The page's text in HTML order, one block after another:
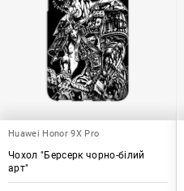
Huawei Honor 9X Pro
Чохол "Берсерк чорно-білий
арт"